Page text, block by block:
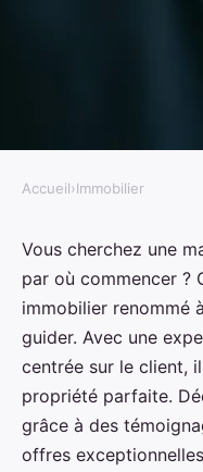
Courtier
trouvez votre
gabriel
Noa• 12 septembre 2024
Accueil›Immobilier
Vous cherchez une
par où commencer ?
immobilier renommé
guider. Avec une
centrée sur le client,
propriété parfaite.
grâce à des
offres